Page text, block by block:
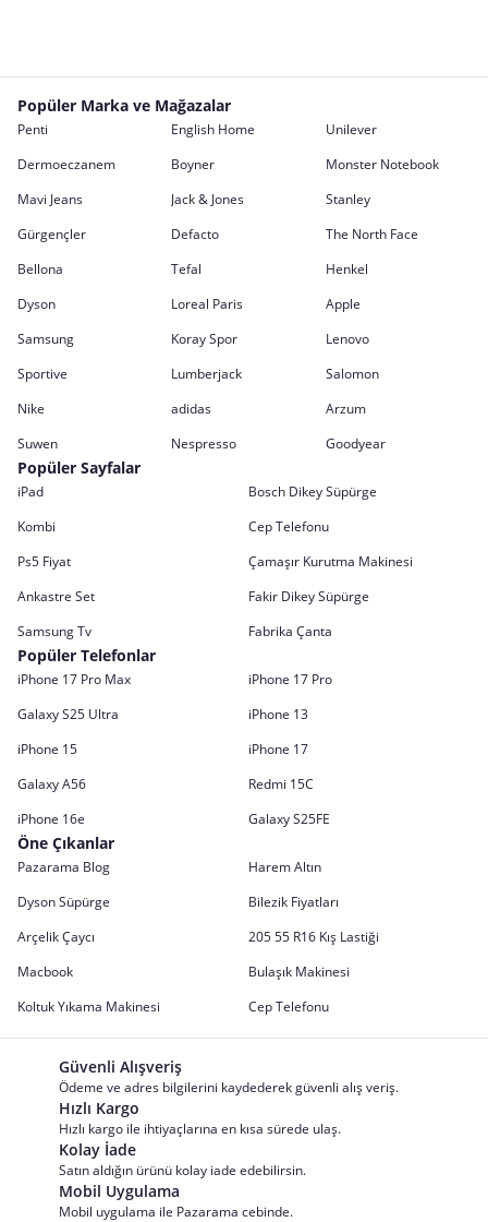
Popüler Marka ve Mağazalar
Penti English Home
Unilever
Dermoeczanem
Boyner
Monster Notebook
Mavi Jeans
Jack & Jones
Stanley
Gürgençler
Defacto
The North Face
Bellona
Tefal
Henkel
Dyson
Loreal Paris
Apple
Samsung
Koray Spor
Lenovo
Sportive
Lumberjack
Salomon
Nike
adidas
Arzum
Suwen
Nespresso Goodyear
Popüler Sayfalar
iPad
Bosch Dikey Süpürge
Kombi
Cep Telefonu
Ps5 Fiyat
Çamaşır Kurutma Makinesi
Ankastre Set
Fakir Dikey Süpürge
Samsung Tv
Fabrika Çanta
Popüler Telefonlar
iPhone 17 Pro Max
iPhone 17 Pro
Galaxy S25 Ultra
iPhone 13
iPhone 15
iPhone 17
Galaxy A56
Redmi 15C
iPhone 16e
Galaxy S25FE
Öne Çıkanlar
Pazarama Blog
Harem Altın
Dyson Süpürge
Bilezik Fiyatları
Arçelik Çaycı
205 55 R16 Kış Lastiği
Macbook
Bulaşık Makinesi
Koltuk Yıkama Makinesi
Cep Telefonu
Güvenli Alışveriş
Ödeme ve adres bilgilerini kaydederek güvenli alış veriş.
Hızlı Kargo
Hızlı kargo ile ihtiyaçlarına en kısa sürede ulaş.
Kolay İade
Satın aldığın ürünü kolay iade edebilirsin.
Mobil Uygulama
Mobil uygulama ile Pazarama cebinde.